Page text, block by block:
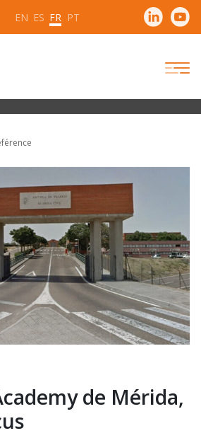
EN ES FR PT
de Mérida,